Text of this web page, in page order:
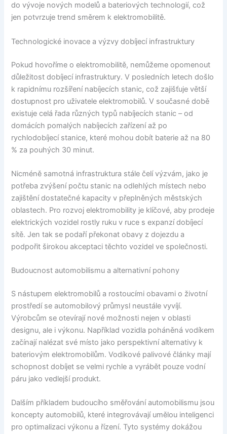
do vývoje nových modelů a bateriových technologií, což
jen potvrzuje trend směrem k elektromobilitě.
Technologické inovace a výzvy dobíjecí infrastruktury
Pokud hovoříme o elektromobilitě, nemůžeme opomenout
důležitost dobíjecí infrastruktury. V posledních letech došlo
k rapidnímu rozšíření nabíjecích stanic, což zajišťuje větší
dostupnost pro uživatele elektromobilů. V současné době
existuje celá řada různých typů nabíjecích stanic – od
domácích pomalých nabíjecích zařízení až po
rychlodobíjecí stanice, které mohou dobít baterie až na 80
% za pouhých 30 minut.
Nicméně samotná infrastruktura stále čelí výzvám, jako je
potřeba zvýšení počtu stanic na odlehlých místech nebo
zajištění dostatečné kapacity v přeplněných městských
oblastech. Pro rozvoj elektromobility je klíčové, aby prodeje
elektrických vozidel rostly ruku v ruce s expanzí dobíjecí
sítě. Jen tak se podaří překonat obavy z dojezdu a
podpořit širokou akceptaci těchto vozidel ve společnosti.
Budoucnost automobilismu a alternativní pohony
S nástupem elektromobilů a rostoucími obavami o životní
prostředí se automobilový průmysl neustále vyvíjí.
Výrobcům se otevírají nové možnosti nejen v oblasti
designu, ale i výkonu. Například vozidla poháněná vodíkem
začínají nalézat své místo jako perspektivní alternativy k
bateriovým elektromobilům. Vodíkové palivové články mají
schopnost dobíjet se velmi rychle a vyrábět pouze vodní
páru jako vedlejší produkt.
Dalším příkladem budoucího směřování automobilismu jsou
koncepty automobilů, které integrovávají umělou inteligenci
pro optimalizaci výkonu a řízení. Tyto systémy dokážou